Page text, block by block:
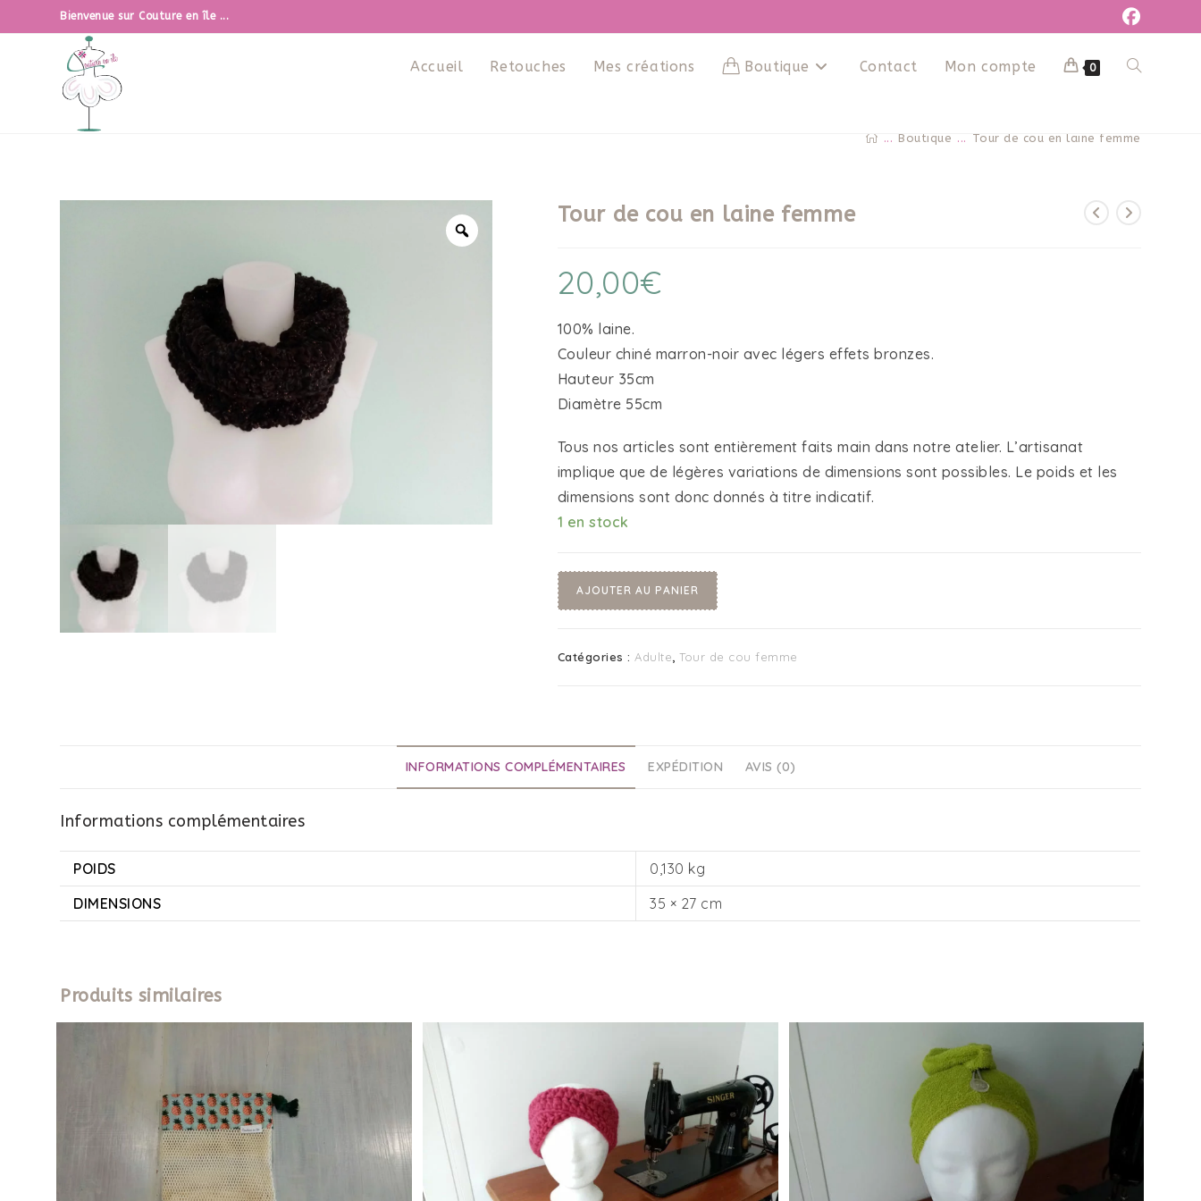
Bienvenue sur Couture en île ...
Accueil Retouches Mes créations Boutique Contact Mon compte 0
... Boutique ... Tour de cou en laine femme
Tour de cou en laine femme
20,00€
100% laine.
Couleur chiné marron-noir avec légers effets bronzes.
Hauteur 35cm
Diamètre 55cm
Tous nos articles sont entièrement faits main dans notre atelier. L’artisanat
implique que de légères variations de dimensions sont possibles. Le poids et les
dimensions sont donc donnés à titre indicatif.
1 en stock
AJOUTER AU PANIER
Catégories : Adulte ,Tour de cou femme
INFORMATIONS COMPLÉMENTAIRES EXPÉDITION AVIS (0)
Informations complémentaires
POIDS
0,130 kg
DIMENSIONS
35 × 27 cm
Produits similaires